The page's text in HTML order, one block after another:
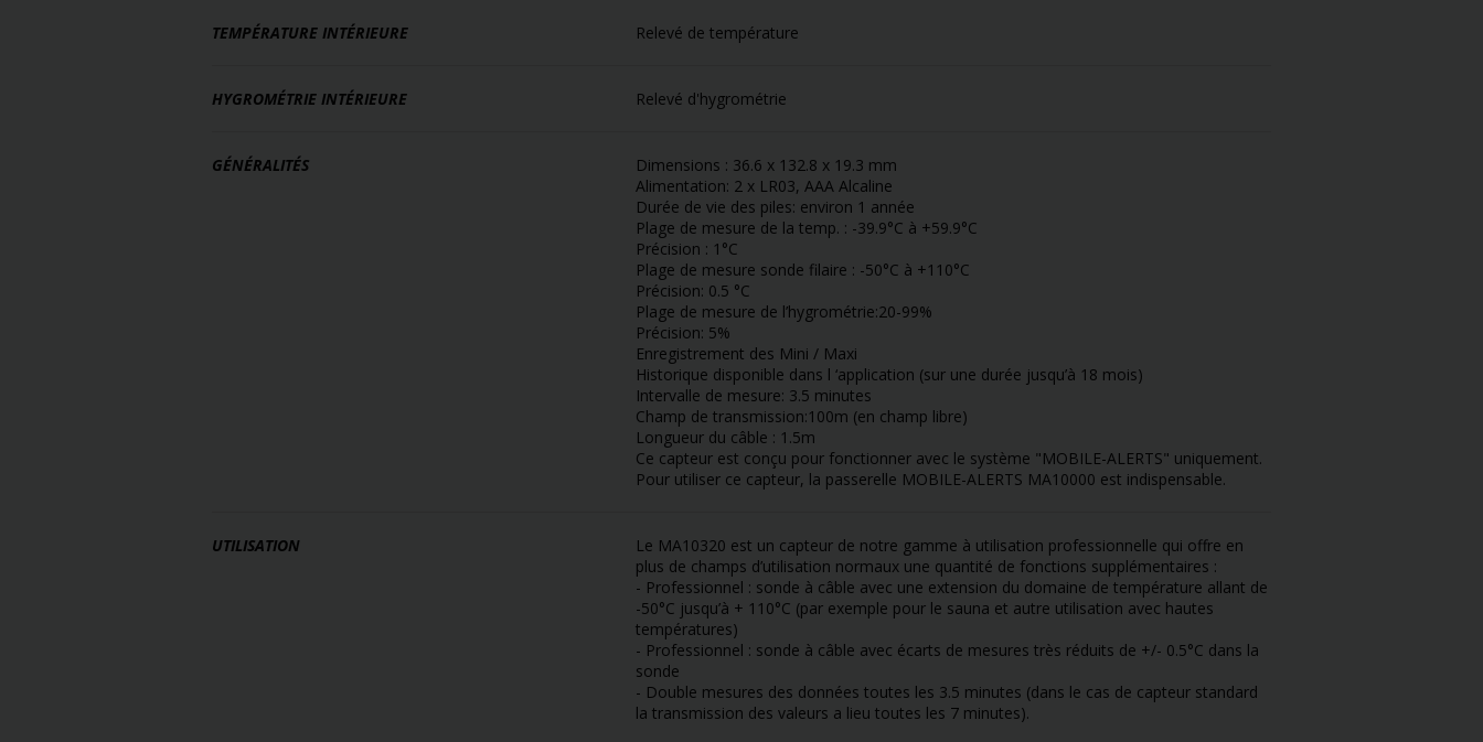
TEMPÉRATURE INTÉRIEURE Relevé de température
HYGROMÉTRIE INTÉRIEURE Relevé d'hygrométrie
GÉNÉRALITÉS
Dimensions : 36.6 x 132.8 x 19.3 mm
Alimentation: 2 x LR03, AAA Alcaline
Durée de vie des piles: environ 1 année
Plage de mesure de la temp. : -39.9°C à +59.9°C
Précision : 1°C
Plage de mesure sonde filaire : -50°C à +110°C
Précision: 0.5 °C
Plage de mesure de l’hygrométrie:20-99%
Précision: 5%
Enregistrement des Mini / Maxi
Historique disponible dans l ‘application (sur une durée jusqu’à 18 mois)
Intervalle de mesure: 3.5 minutes
Champ de transmission:100m (en champ libre)
Longueur du câble : 1.5m
Ce capteur est conçu pour fonctionner avec le système "MOBILE-ALERTS" uniquement.
Pour utiliser ce capteur, la passerelle MOBILE-ALERTS MA10000 est indispensable.
UTILISATION
Le MA10320 est un capteur de notre gamme à utilisation professionnelle qui offre en
plus de champs d’utilisation normaux une quantité de fonctions supplémentaires :
- Professionnel : sonde à câble avec une extension du domaine de température allant de
-50°C jusqu’à + 110°C (par exemple pour le sauna et autre utilisation avec hautes
températures)
- Professionnel : sonde à câble avec écarts de mesures très réduits de +/- 0.5°C dans la
sonde
- Double mesures des données toutes les 3.5 minutes (dans le cas de capteur standard
la transmission des valeurs a lieu toutes les 7 minutes).